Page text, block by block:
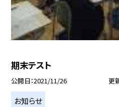
期末テスト
公開日 2021/11/26 更
お知らせ